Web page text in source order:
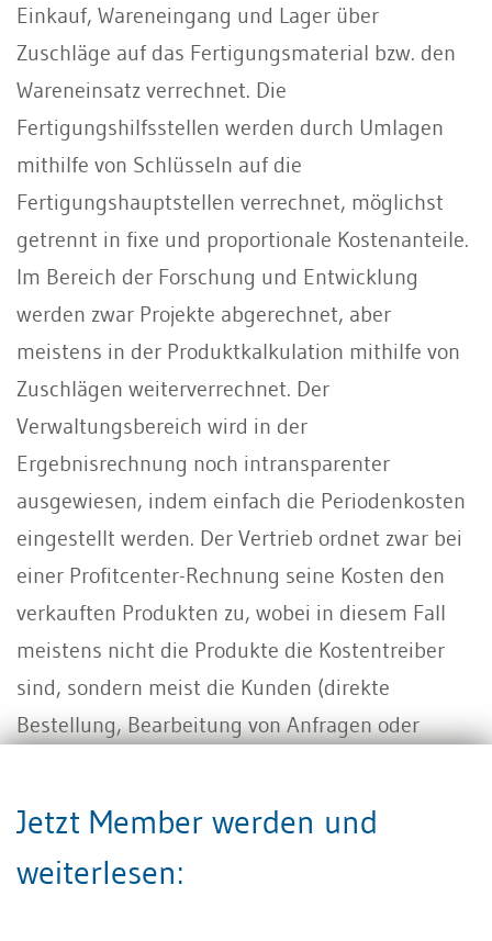
Einkauf, Wareneingang und Lager über
Zuschläge auf das Fertigungsmaterial bzw. den
Wareneinsatz verrechnet. Die
Fertigungshilfsstellen werden durch Umlagen
mithilfe von Schlüsseln auf die
Fertigungshauptstellen verrechnet, möglichst
getrennt in fixe und proportionale Kostenanteile.
Im Bereich der Forschung und Entwicklung
werden zwar Projekte abgerechnet, aber
meistens in der Produktkalkulation mithilfe von
Zuschlägen weiterverrechnet. Der
Verwaltungsbereich wird in der
Ergebnisrechnung noch intransparenter
ausgewiesen, indem einfach die Periodenkosten
eingestellt werden. Der Vertrieb ordnet zwar bei
einer Profitcenter-Rechnung seine Kosten den
verkauften Produkten zu, wobei in diesem Fall
meistens nicht die Produkte die Kostentreiber
sind, sondern meist die Kunden (direkte
Bestellung, Bearbeitung von Anfragen oder
Die Back-Office-Funktionen wie die Fakturierung,
Debitorenbuchhaltung
Jetzt Member werden und
weiterlesen: